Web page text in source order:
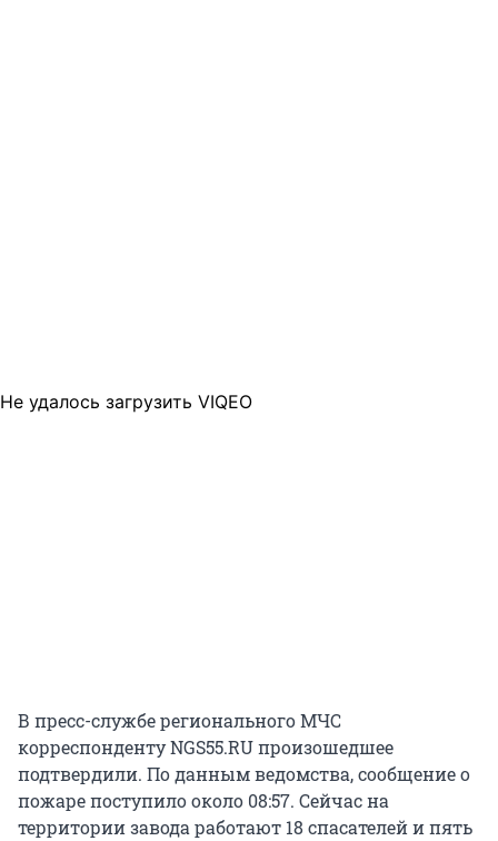
Не удалось загрузить VIQEO
В пресс-службе регионального МЧС
корреспонденту NGS55.RU произошедшее
подтвердили. По данным ведомства, сообщение о
пожаре поступило около 08:57. Сейчас на
территории завода работают 18 спасателей и пять